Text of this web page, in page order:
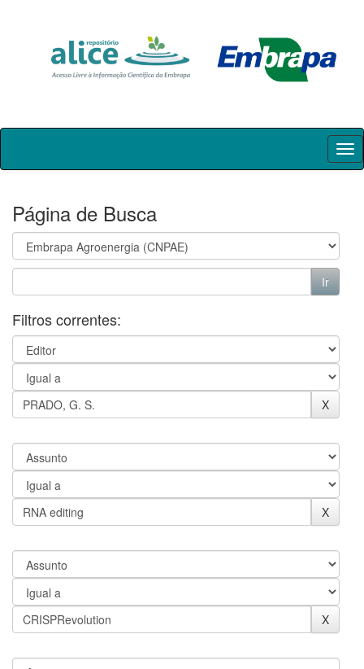
Skip
Página de Busca
Filtros correntes: